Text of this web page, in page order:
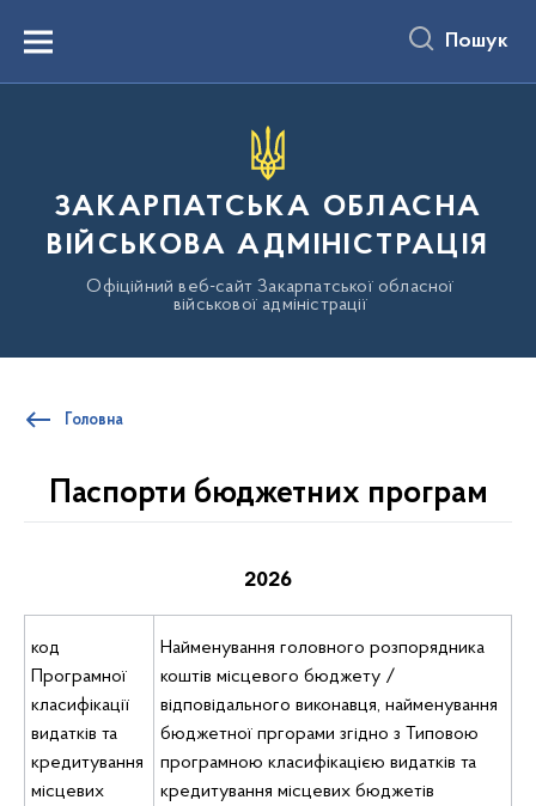
вмістуMenu Пошук
ЗАКАРПАТСЬКА ОБЛАСНА
ВІЙСЬКОВА АДМІНІСТРАЦІЯ
Офіційний веб-сайт Закарпатської обласної
військової адміністрації
Головна
Паспорти бюджетних програм
2026
код
Програмної
класифікації
видатків та
кредитування
місцевих
Найменування головного розпорядника
коштів місцевого бюджету /
відповідального виконавця, найменування
бюджетної пргорами згідно з Типовою
програмною класифікацією видатків та
кредитування місцевих бюджетів